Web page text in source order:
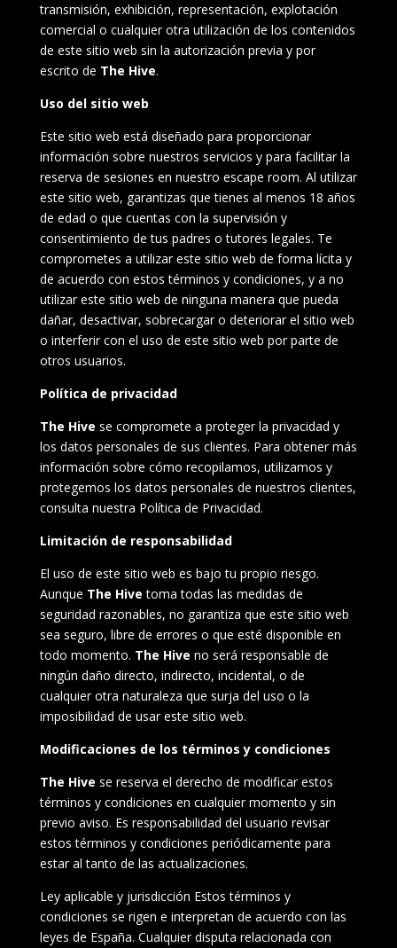
transmisión, exhibición, representación, explotación
comercial o cualquier otra utilización de los contenidos
de este sitio web sin la autorización previa y por
escrito de The Hive.
Uso del sitio web
Este sitio web está diseñado para proporcionar
información sobre nuestros servicios y para facilitar la
reserva de sesiones en nuestro escape room. Al utilizar
este sitio web, garantizas que tienes al menos 18 años
de edad o que cuentas con la supervisión y
consentimiento de tus padres o tutores legales. Te
comprometes a utilizar este sitio web de forma lícita y
de acuerdo con estos términos y condiciones, y a no
utilizar este sitio web de ninguna manera que pueda
dañar, desactivar, sobrecargar o deteriorar el sitio web
o interferir con el uso de este sitio web por parte de
otros usuarios.
Política de privacidad
The Hive se compromete a proteger la privacidad y
los datos personales de sus clientes. Para obtener más
información sobre cómo recopilamos, utilizamos y
protegemos los datos personales de nuestros clientes,
consulta nuestra Política de Privacidad.
Limitación de responsabilidad
El uso de este sitio web es bajo tu propio riesgo.
Aunque The Hive toma todas las medidas de
seguridad razonables, no garantiza que este sitio web
sea seguro, libre de errores o que esté disponible en
todo momento. The Hive no será responsable de
ningún daño directo, indirecto, incidental, o de
cualquier otra naturaleza que surja del uso o la
imposibilidad de usar este sitio web.
Modificaciones de los términos y condiciones
The Hive se reserva el derecho de modificar estos
términos y condiciones en cualquier momento y sin
previo aviso. Es responsabilidad del usuario revisar
estos términos y condiciones periódicamente para
estar al tanto de las actualizaciones.
Ley aplicable y jurisdicción Estos términos y
condiciones se rigen e interpretan de acuerdo con las
leyes de España. Cualquier disputa relacionada con